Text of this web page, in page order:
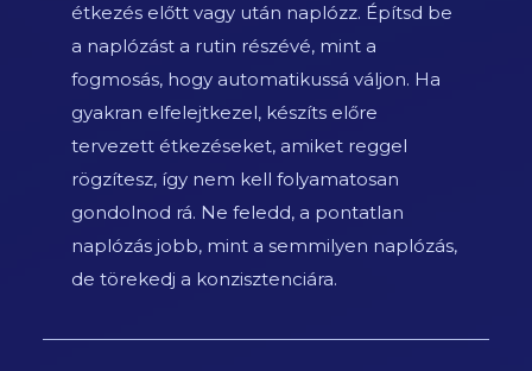
étkezés előtt vagy után naplózz. Építsd be
a naplózást a rutin részévé, mint a
fogmosás, hogy automatikussá váljon. Ha
gyakran elfelejtkezel, készíts előre
tervezett étkezéseket, amiket reggel
rögzítesz, így nem kell folyamatosan
gondolnod rá. Ne feledd, a pontatlan
naplózás jobb, mint a semmilyen naplózás,
de törekedj a konzisztenciára.